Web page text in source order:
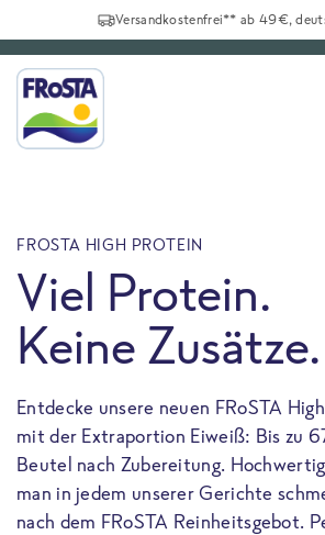
Versandkostenfrei** ab 49€,
FROSTA HIGH PROTEIN
Viel Protein.
Keine Zusätze.
Entdecke unsere neuen FRoSTA
mit der Extraportion Eiweiß: Bis zu
Beutel nach Zubereitung.
man in jedem unserer Gerichte
nach dem FRoSTA Reinheitsgebot.